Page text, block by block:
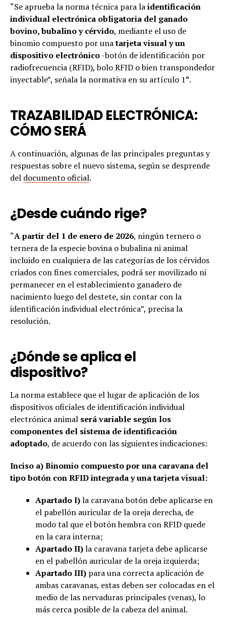
“Se aprueba la norma técnica para laidentificación
individual electrónica obligatoria del ganado
bovino, bubalino y cérvido, mediante el uso de
binomio compuesto por unatarjeta visual y un
dispositivo electrónico-botón de identificación por
radiofrecuencia (RFID), bolo RFID o bien transpondedor
inyectable”, señala la normativa en su artículo 1°.
TRAZABILIDAD ELECTRÓNICA:
CÓMO SERÁ
A continuación, algunas de las principales preguntas y
respuestas sobre el nuevo sistema, según se desprende
del documento oficial.
¿Desde cuándo rige?
“A partir del 1 de enero de 2026, ningún ternero o
ternera de la especie bovina o bubalina ni animal
incluido en cualquiera de las categorías de los cérvidos
criados con fines comerciales, podrá ser movilizado ni
permanecer en el establecimiento ganadero de
nacimiento luego del destete, sin contar con la
identificación individual electrónica”, precisa la
resolución.
¿Dónde se aplica el
dispositivo?
La norma establece que el lugar de aplicación de los
dispositivos oficiales de identificación individual
electrónica animal será variable según los
componentes del sistema de identificación
adoptado, de acuerdo con las siguientes indicaciones:
Inciso a) Binomio compuesto por una caravana del
tipo botón con RFID integrada y una tarjeta visual:
Apartado I)la caravana botón debe aplicarse en
el pabellón auricular de la oreja derecha, de
modo tal que el botón hembra con RFID quede
en la cara interna;
Apartado II)la caravana tarjeta debe aplicarse
en el pabellón auricular de la oreja izquierda;
Apartado III) para una correcta aplicación de
ambas caravanas, estas deben ser colocadas en el
medio de las nervaduras principales (venas), lo
más cerca posible de la cabeza del animal.